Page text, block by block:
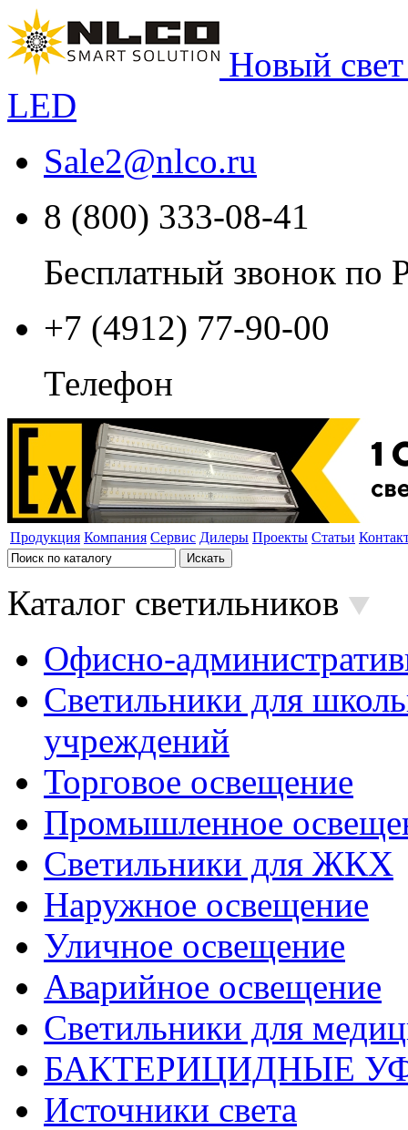
Новый
LED
Sale2@nlco.ru
8 (800) 333-08-41
Бесплатный звонок по
+7 (4912) 77-90-00
Телефон
Продукция Компания Сервис Дилеры Проекты Статьи
Каталог светильников
Офисно-
Светильники для
учреждений
Торговое освещение
Промышленное
Светильники для ЖКХ
Наружное освещение
Уличное освещение
Аварийное освещение
Светильники для
БАКТЕРИЦИДНЫЕ
Источники света